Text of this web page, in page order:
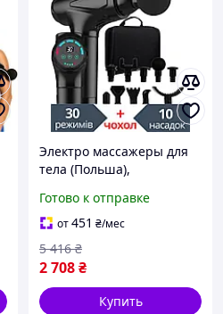
Электро массажеры для
тела (Польша),
массажер для тела,
Массажный аппар Готово
к отправке
Готово к отправке
от451 ₴/мес
2 708₴
5 416 ₴
Купить